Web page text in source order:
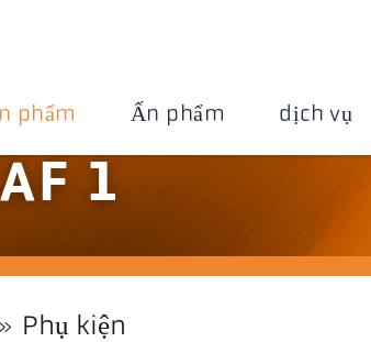
phẩm Ấn phẩm dịch vụ
1
Phụ kiện